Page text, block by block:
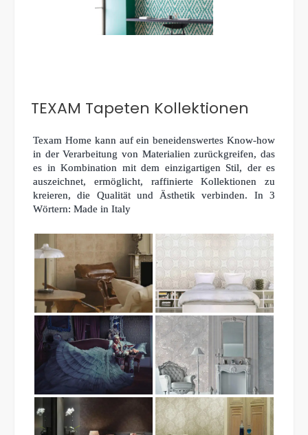
TEXAM Tapeten Kollektionen
Texam Home kann auf ein beneidenswertes Know-how
in der Verarbeitung von Materialien zurückgreifen, das
es in Kombination mit dem einzigartigen Stil, der es
auszeichnet, ermöglicht, raffinierte Kollektionen zu
kreieren, die Qualität und Ästhetik verbinden. In 3
Wörtern: Made in Italy